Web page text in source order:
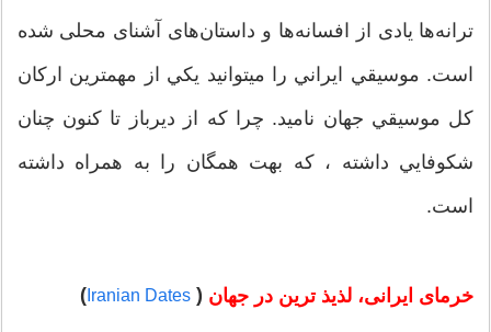
ترانه‌ها يادى از افسانه‌ها و داستان‌هاى آشناى محلى شده
است. موسيقي ايراني را ميتوانيد يكي از مهمترين اركان
كل موسيقي جهان ناميد. چرا كه از ديرباز تا كنون چنان
شكوفايي داشته ، كه بهت همگان را به همراه داشته
است.
خرمای ایرانی، لذیذ ترین در جهان (
Iranian Dates
)